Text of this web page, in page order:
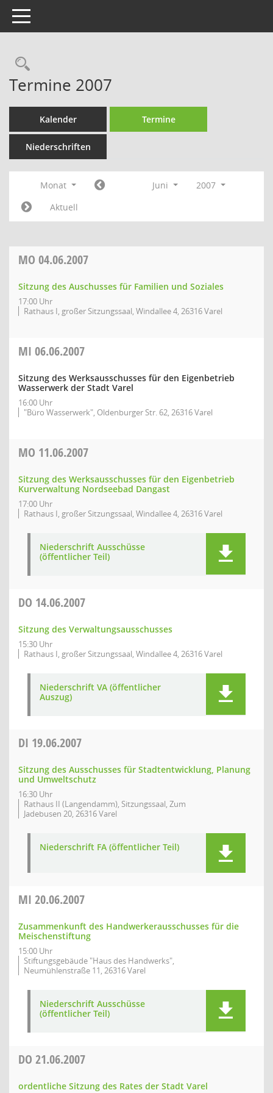
Toggle navigation
Rechercheauswahl
Termine 2007
Kalender Termine
Niederschriften
Monat Juni
2007
Aktuell
MO 04.06.2007
Sitzung des Auschusses für Familien und Soziales
17:00 Uhr
Rathaus I, großer Sitzungssaal, Windallee 4, 26316 Varel
MI 06.06.2007
Sitzung des Werksausschusses für den Eigenbetrieb
Wasserwerk der Stadt Varel
16:00 Uhr
"Büro Wasserwerk", Oldenburger Str. 62, 26316 Varel
MO 11.06.2007
Sitzung des Werksausschusses für den Eigenbetrieb
Kurverwaltung Nordseebad Dangast
17:00 Uhr
Rathaus I, großer Sitzungssaal, Windallee 4, 26316 Varel
Niederschrift Ausschüsse
(öffentlicher Teil)
DO 14.06.2007
Sitzung des Verwaltungsausschusses
15:30 Uhr
Rathaus I, großer Sitzungssaal, Windallee 4, 26316 Varel
Niederschrift VA (öffentlicher
Auszug)
DI 19.06.2007
Sitzung des Ausschusses für Stadtentwicklung, Planung
und Umweltschutz
16:30 Uhr
Rathaus II (Langendamm), Sitzungssaal, Zum
Jadebusen 20, 26316 Varel
Niederschrift FA (öffentlicher Teil)
MI 20.06.2007
Zusammenkunft des Handwerkerausschusses für die
Meischenstiftung
15:00 Uhr
Stiftungsgebäude "Haus des Handwerks",
Neumühlenstraße 11, 26316 Varel
Niederschrift Ausschüsse
(öffentlicher Teil)
DO 21.06.2007
ordentliche Sitzung des Rates der Stadt Varel